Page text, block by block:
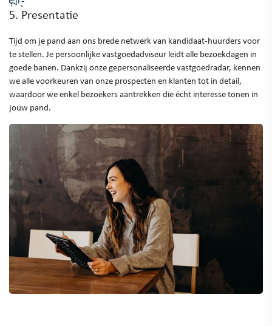
5. Presentatie
Tijd om je pand aan ons brede netwerk van kandidaat-huurders voor
te stellen. Je persoonlijke vastgoedadviseur leidt alle bezoekdagen in
goede banen. Dankzij onze gepersonaliseerde vastgoedradar, kennen
we alle voorkeuren van onze prospecten en klanten tot in detail,
waardoor we enkel bezoekers aantrekken die écht interesse tonen in
jouw pand.